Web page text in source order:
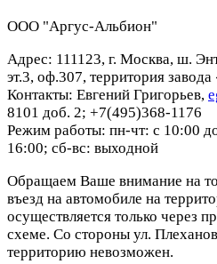
ООО "Аргус-Альбион"
Адрес: 111123, г. Москва, ш.
эт.3, оф.307, территория
Контакты: Евгений Григорьев,
8101 доб. 2; +7(495)368-1176
Режим работы: пн-чт: с 10:00
16:00; сб-вс: выходной
Обращаем Ваше внимание на
въезд на автомобиле на
осуществляется только через
схеме. Со стороны ул.
территорию невозможен.